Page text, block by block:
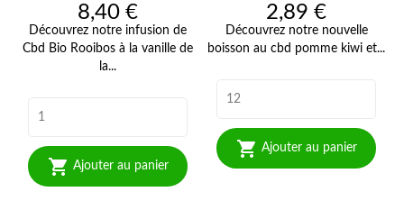
Prix
8,40 €
Découvrez notre infusion de
Cbd Bio Rooibos à la vanille de
la...
 Ajouter au panier
Prix
2,89 €
Découvrez notre nouvelle
boisson au cbd pomme kiwi et...
 Ajouter au panier